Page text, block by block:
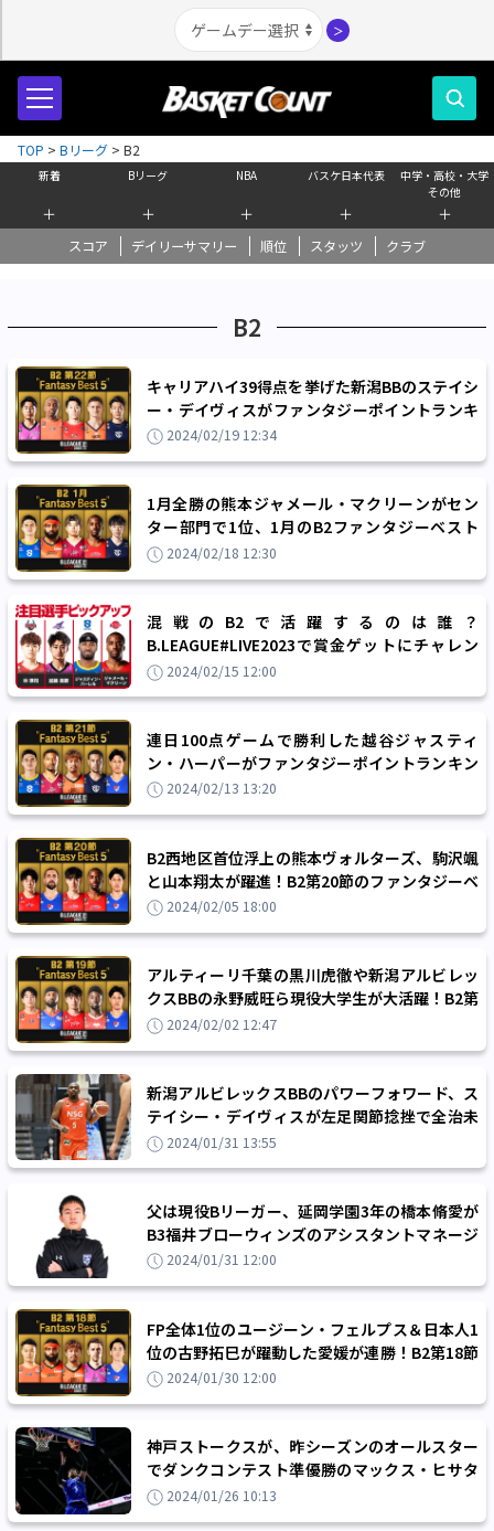
＞
新着
＋
Bリーグ
＋
NBA
＋
バスケ日本代表
＋
中学・高校・大学
その他
＋
スコア デイリーサマリー 順位 スタッツ クラブ
TOP > Bリーグ > B2
B2
キャリアハイ39得点を挙げた新潟BBのステイシ
ー・デイヴィスがファンタジーポイントランキ
ング1位！B2第22節のファンタジーベスト5
2024/02/19 12:34
1月全勝の熊本ジャメール・マクリーンがセン
ター部門で1位、1月のB2ファンタジーベスト
5！2024/02/18 12:30
混戦のB2で活躍するのは誰？
B.LEAGUE#LIVE2023で賞金ゲットにチャレン
ジ！2024/02/15 12:00
連日100点ゲームで勝利した越谷ジャスティ
ン・ハーパーがファンタジーポイントランキン
グ1位！B2第21節のファンタジーベスト5
2024/02/13 13:20
B2西地区首位浮上の熊本ヴォルターズ、駒沢颯
と山本翔太が躍進！B2第20節のファンタジーベ
スト52024/02/05 18:00
アルティーリ千葉の黒川虎徹や新潟アルビレッ
クスBBの永野威旺ら現役大学生が大活躍！B2第
19節のファンタジーベスト5
2024/02/02 12:47
新潟アルビレックスBBのパワーフォワード、ス
テイシー・デイヴィスが左足関節捻挫で全治未
定の診断
2024/01/31 13:55
父は現役Bリーガー、延岡学園3年の橋本脩愛が
B3福井ブローウィンズのアシスタントマネージ
ャーに就任
2024/01/31 12:00
FP全体1位のユージーン・フェルプス＆日本人1
位の古野拓巳が躍動した愛媛が連勝！B2第18節
のファンタジーベスト5
2024/01/30 12:00
神戸ストークスが、昨シーズンのオールスター
でダンクコンテスト準優勝のマックス・ヒサタ
ケを獲得「チームに貢献することを誓います」
2024/01/26 10:13